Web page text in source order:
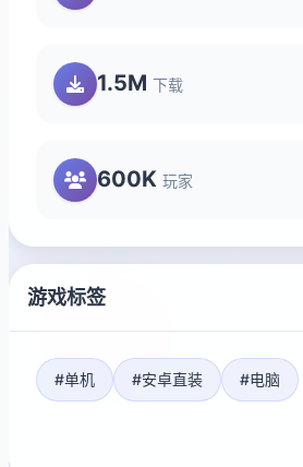
1.5M 下载
600K 玩家
游戏标签
#单机 #安卓直装 #电脑